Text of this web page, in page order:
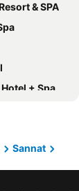
& SPA
All Inclusive
Sannat